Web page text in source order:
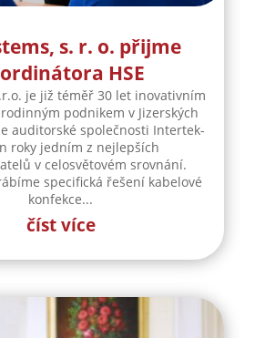
s. r. o. přijme
HSE
je již téměř 30 let inovativním
podnikem v Jizerských
auditorské společnosti Intertek-
roky jedním z nejlepších
v celosvětovém srovnání.
specifická řešení kabelové
konfekce...
číst více